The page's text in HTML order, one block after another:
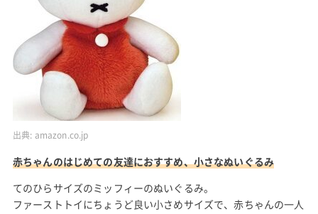
出典: amazon.co.jp
赤ちゃんのはじめての友達におすすめ、小さなぬいぐるみ
てのひらサイズのミッフィーのぬいぐるみ。
ファーストトイにちょうど良い小さめサイズで、赤ちゃんの一人